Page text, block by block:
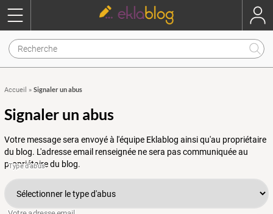
Accueil » Signaler un abus
Signaler un abus
Votre message sera envoyé à l'équipe Eklablog ainsi qu'au propriétaire
du blog. L'adresse email renseignée ne sera pas communiquée au
propriétaire du blog.